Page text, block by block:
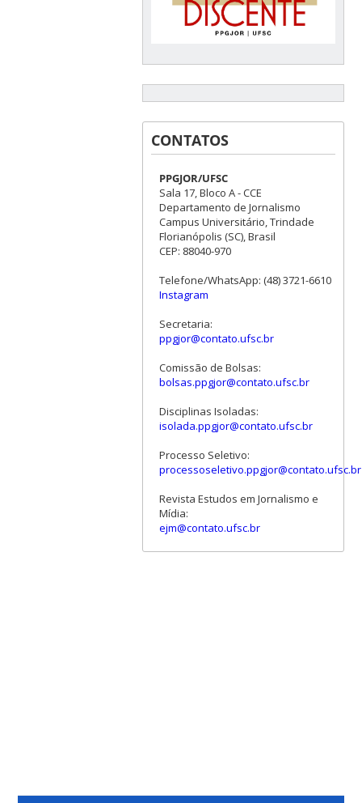
CONTATOS
PPGJOR/UFSC
Sala 17, Bloco A - CCE
Departamento de Jornalismo
Campus Universitário, Trindade
Florianópolis (SC), Brasil
CEP: 88040-970
Telefone/WhatsApp: (48) 3721-6610
Instagram
Secretaria:
ppgjor@contato.ufsc.br
Comissão de Bolsas:
bolsas.ppgjor@contato.ufsc.br
Disciplinas Isoladas:
isolada.ppgjor@contato.ufsc.br
Processo Seletivo:
processoseletivo.ppgjor@contato.ufsc.br
Revista Estudos em Jornalismo e
Mídia:
ejm@contato.ufsc.br